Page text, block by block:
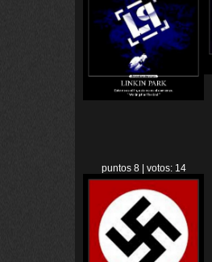
puntos 8 | votos: 14